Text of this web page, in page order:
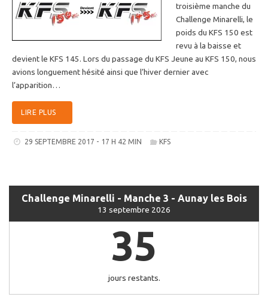
troisième manche du
Challenge Minarelli, le
poids du KFS 150 est
revu à la baisse et
devient le KFS 145. Lors du passage du KFS Jeune au KFS 150, nous
avions longuement hésité ainsi que l’hiver dernier avec
l’apparition…
LIRE PLUS
29 SEPTEMBRE 2017 - 17 H 42 MIN KFS
Challenge Minarelli - Manche 3 - Aunay les Bois
13 septembre 2026
35
jours restants.